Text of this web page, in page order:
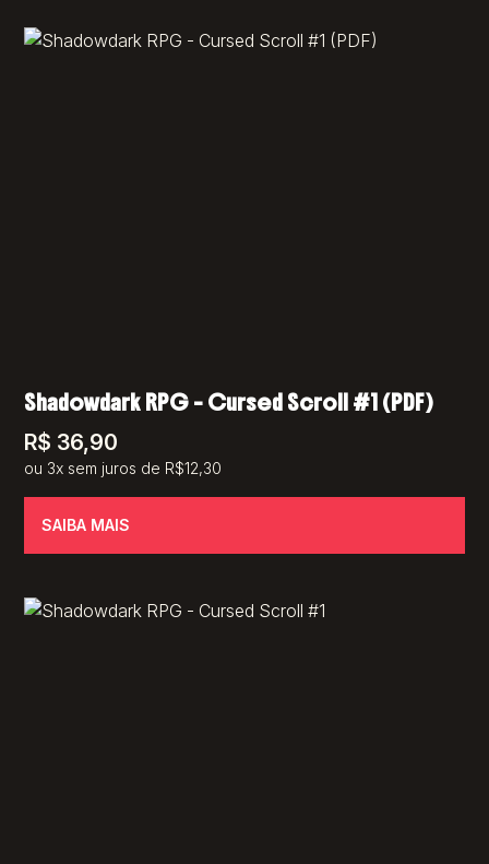
Shadowdark RPG – Cursed Scroll #1 (PDF)
R$ 36,90
ou 3x sem juros de R$12,30
SAIBA MAIS